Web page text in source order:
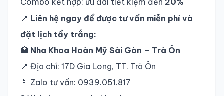
Combo kết hợp: ưu đãi tiết kiệm đến 20%
📍 Liên hệ ngay để được tư vấn miễn phí và
đặt lịch tẩy trắng:
🏥 Nha Khoa Hoàn Mỹ Sài Gòn – Trà Ôn
📍 Địa chỉ: 17D Gia Long, TT. Trà Ôn
📱 Zalo tư vấn: 0939.051.817